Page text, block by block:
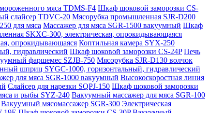
мяса TDMS-F4 Шкаф шоковой заморозки CS-
слайсер TDVC-20 Мясорубка промышленная SJR-D200
для мяса Массажер для мяса SGR-1500 вакуумный Шкаф
SKXC-300, электрическая, опрокидывающаяся
опрокидывающаяся Коптильная камера SYX-250
гидравлический Шкаф шоковой заморозки CS-24P Печь
фаршемес SZJB-750 Мясорубка SJR-D130 волчок
шприц SYGC-1000, горизонтальный, гидравлический
для мяса SGR-1000 вакуумный Высокоскоростная линия
Слайсер для нарезки SQPJ-150 Шкаф шоковой заморозки
и рыбы SYZ-240 Вакуумный массажер для мяса SGR-100
Вакуумный мясомассажер SGR-300 Электрическая